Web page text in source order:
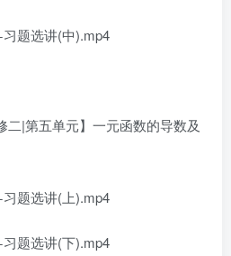
习题选讲(中).mp4
二|第五单元】一元函数的导数及
习题选讲(上).mp4
习题选讲(下).mp4